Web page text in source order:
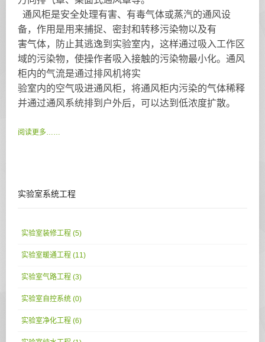
通风柜是安全处理有害、有毒气体或蒸汽的通风设
备，作用是用来捕捉、密封和转移污染物以及有
害气体，防止其逃逸到实验室内，这样通过吸入工作区
域的污染物，使操作者吸入接触的污染物最小化。通风
柜内的气流是通过排风机将实
验室内的空气吸进通风柜，将通风柜内污染的气体稀释
并通过通风系统排到户外后，可以达到低浓度扩散。
阅读更多……
实验室系统工程
实验室装修工程 (5)
实验室暖通工程 (11)
实验室气路工程 (3)
实验室自控系统 (0)
实验室净化工程 (6)